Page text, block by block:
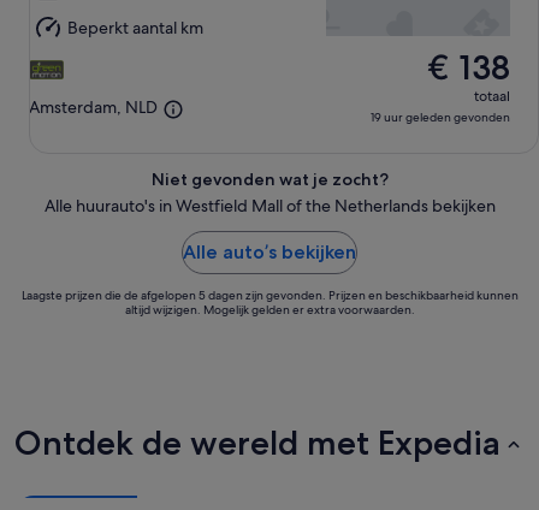
vr.
14
aug
Beperkt aantal km
Amsterdam, NLD
€ 138
totaal
19 uur geleden gevonden
Niet gevonden wat je zocht?
Alle huurauto's in Westfield Mall of the Netherlands bekijken
Alle auto’s bekijken
Laagste prijzen die de afgelopen 5 dagen zijn gevonden. Prijzen en beschikbaarheid kunnen
altijd wijzigen. Mogelijk gelden er extra voorwaarden.
Ontdek de wereld met Expedia